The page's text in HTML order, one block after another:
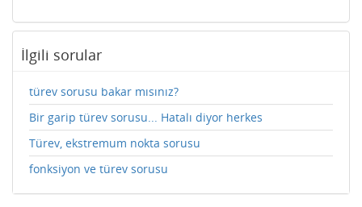
İlgili sorular
türev sorusu bakar mısınız?
Bir garip türev sorusu... Hatalı diyor herkes
Türev, ekstremum nokta sorusu
fonksiyon ve türev sorusu